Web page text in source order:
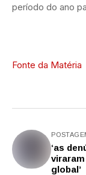
período do ano
Fonte da Matéria
‘as
global’